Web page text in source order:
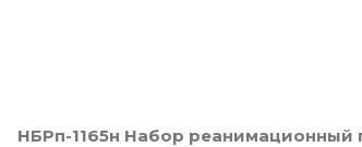
НБРп-1165н Набор реанимационный